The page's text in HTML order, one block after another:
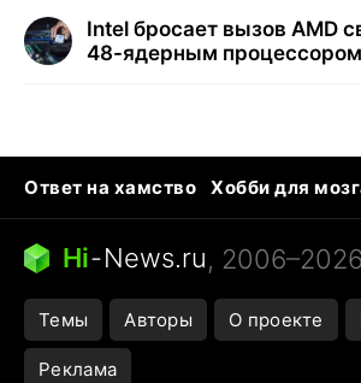
Intel бросает вызов AMD
48-ядерным процессором
Ответ на хамство
Хобби для
Бензин 100 vs 95
Тунцы в
Следующая пандемия
Hi-News.ru, 2006–2026
Темы Авторы О проекте
Реклама